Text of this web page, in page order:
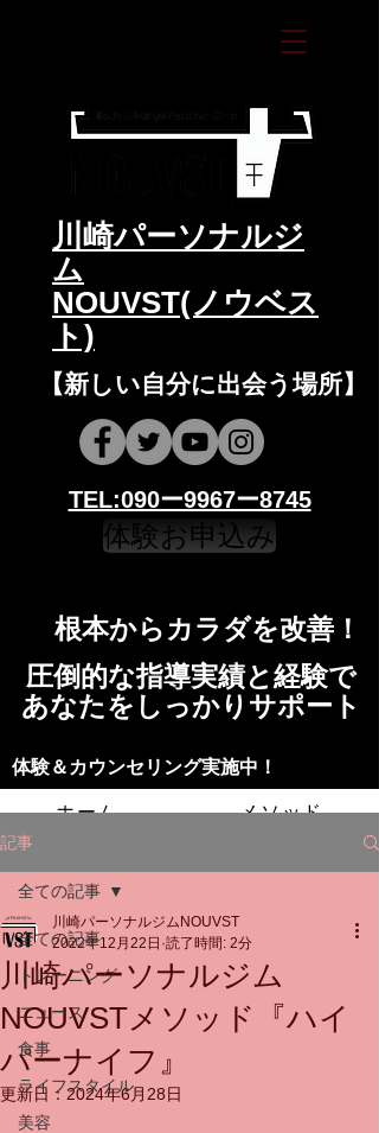
​川崎パーソナルジ
ム
NOUVST(ノウベス
ト)
​​【新しい自分に出会う場所】
​​TEL:090ー9967ー8745
体験お申込み
​根本からカラダを改善！​​
​​圧倒的な指導実績と経験で
​あなたをしっかりサポート
​​​体験＆カウンセリング実施中！
ホーム メソッド
トレーニングの流れ 施設
スタッフ よくある質問 料金
お問い合わせ
記事
全ての記事
トレーニング
ニュース
食事
ライフスタイル
美容
全ての記事
川崎パーソナルジム
NOUVSTメソッド『ハイ
パーナイフ』
川崎パーソナルジムNOUVST
2022年12月22日 読了時間: 2分
更新日： 2024年6月28日